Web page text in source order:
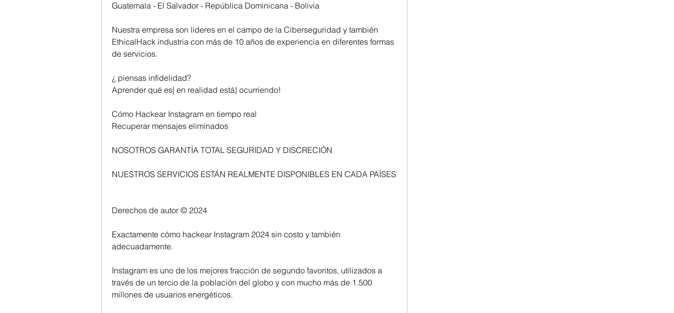
Guatemala - El Salvador - República Dominicana - Bolivia
Nuestra empresa son líderes en el campo de la Ciberseguridad y también
EthicalHack industria con más de 10 años de experiencia en diferentes formas
de servicios.
¿ piensas infidelidad?
Aprender qué es| en realidad está} ocurriendo!
Cómo Hackear Instagram en tiempo real
Recuperar mensajes eliminados
NOSOTROS GARANTÍA TOTAL SEGURIDAD Y DISCRECIÓN
NUESTROS SERVICIOS ESTÁN REALMENTE DISPONIBLES EN CADA PAÍSES
Derechos de autor © 2024
Exactamente cómo hackear Instagram 2024 sin costo y también
adecuadamente.
Instagram es uno de los mejores fracción de segundo favoritos, utilizados a
través de un tercio de la población del globo y con mucho más de 1.500
millones de usuarios energéticos.